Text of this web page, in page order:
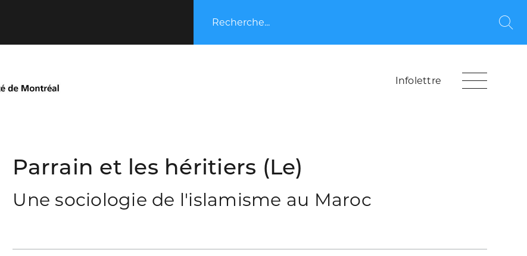
Recherche...
Infolettre
Parrain et les héritiers (Le)
Une sociologie de l'islamisme au Maroc